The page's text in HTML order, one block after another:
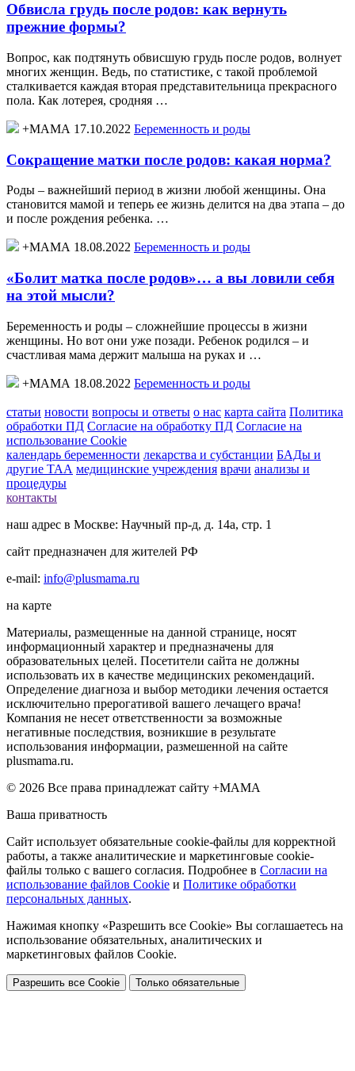
Обвисла грудь после родов: как вернуть
прежние формы?
Вопрос, как подтянуть обвисшую грудь после родов, волнует
многих женщин. Ведь, по статистике, с такой проблемой
сталкивается каждая вторая представительница прекрасного
пола. Как лотерея, сродняя …
+МАМА 17.10.2022 Беременность и роды
Сокращение матки после родов: какая норма?
Роды – важнейший период в жизни любой женщины. Она
становится мамой и теперь ее жизнь делится на два этапа – до
и после рождения ребенка. …
+МАМА 18.08.2022 Беременность и роды
«Болит матка после родов»… а вы ловили себя
на этой мысли?
Беременность и роды – сложнейшие процессы в жизни
женщины. Но вот они уже позади. Ребенок родился – и
счастливая мама держит малыша на руках и …
+МАМА 18.08.2022 Беременность и роды
статьи новости вопросы и ответы о нас карта сайта Политика
обработки ПД Согласие на обработку ПД Согласие на
использование Cookie
календарь беременности лекарства и субстанции БАДы и
другие ТАА медицинские учреждения врачи анализы и
процедуры
контакты
наш адрес в Москве: Научный пр-д, д. 14а, стр. 1
сайт предназначен для жителей РФ
e-mail: info@plusmama.ru
на карте
Материалы, размещенные на данной странице, носят
информационный характер и предназначены для
образовательных целей. Посетители сайта не должны
использовать их в качестве медицинских рекомендаций.
Определение диагноза и выбор методики лечения остается
исключительно прерогативой вашего лечащего врача!
Компания не несет ответственности за возможные
негативные последствия, возникшие в результате
использования информации, размешенной на сайте
plusmama.ru.
© 2026 Все права принадлежат сайту +МАМА
Ваша приватность
Сайт использует обязательные cookie-файлы для корректной
работы, а также аналитические и маркетинговые cookie-
файлы только с вашего согласия. Подробнее в Согласии на
использование файлов Cookie и Политике обработки
персональных данных.
Нажимая кнопку «Разрешить все Cookie» Вы соглашаетесь на
использование обязательных, аналитических и
маркетинговых файлов Cookie.
Разрешить все Cookie Только обязательные